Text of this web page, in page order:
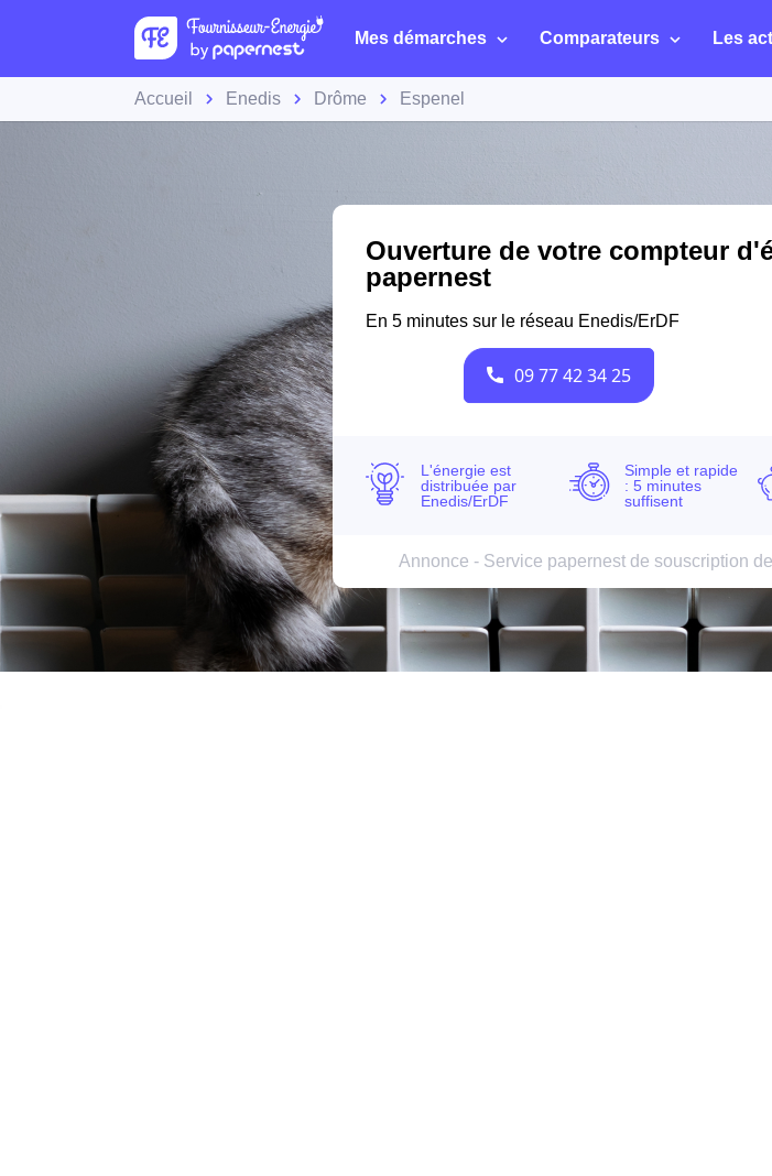
Mes démarches Comparateurs Les
Accueil Enedis Drôme Espenel